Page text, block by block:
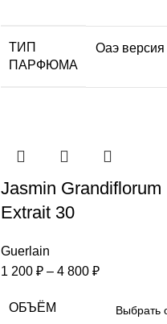
ТИП
ПАРФЮМА
Оаэ версия
Jasmin Grandiflorum
Extrait 30
Guerlain
1 200 ₽– 4 800 ₽
ОБЪЁМ